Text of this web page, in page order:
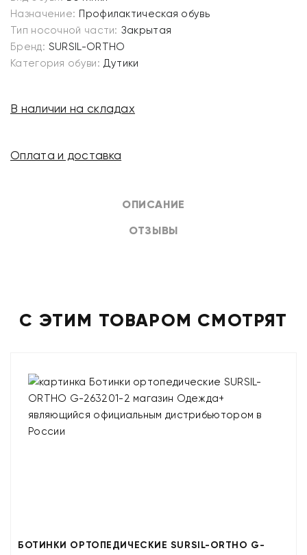
ОПИСАНИЕ
ОТЗЫВЫ
Назначение: Профилактическая обувь
Тип носочной части: Закрытая
Бренд: SURSIL-ORTHO
Категория обуви: Дутики
В наличии на складах
Оплата и доставка
С ЭТИМ ТОВАРОМ СМОТРЯТ
БОТИНКИ ОРТОПЕДИЧЕСКИЕ SURSIL-ORTHO G-